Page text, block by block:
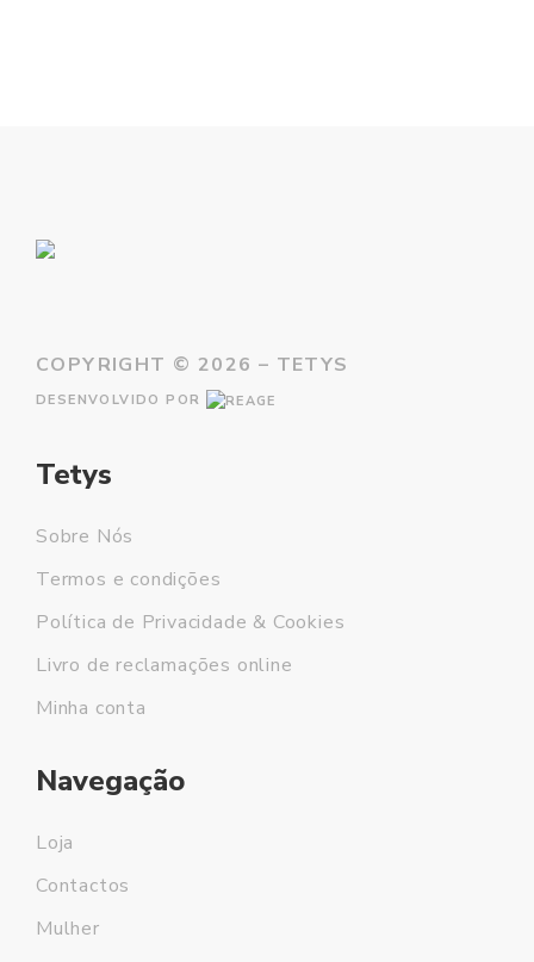
COPYRIGHT © 2026 – TETYS
DESENVOLVIDO POR
Tetys
Sobre Nós
Termos e condições
Política de Privacidade & Cookies
Livro de reclamações online
Minha conta
Navegação
Loja
Contactos
Mulher